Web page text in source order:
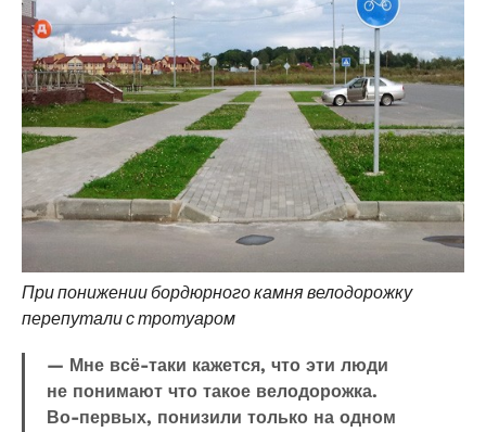
При понижении бордюрного камня велодорожку
перепутали с тротуаром
— Мне всё-таки кажется, что эти люди
не понимают что такое велодорожка.
Во-первых, понизили только на одном